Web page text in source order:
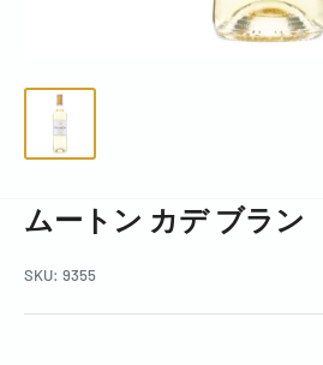
ムートン カデ ブラン
SKU: 9355